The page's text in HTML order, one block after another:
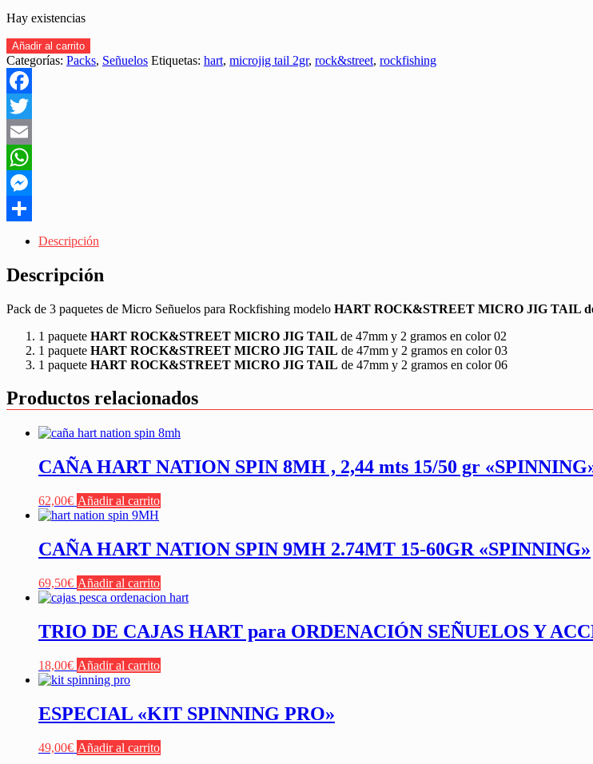
Hay existencias
PACK
de
3
BLISTER
HART
ROCK&STREET
MICRO
JIG
TAIL
47MM
2GR
"ROCKFISHING"
cantidad
Añadir al carrito
Categorías: Packs, Señuelos Etiquetas: hart, microjig tail 2gr, rock&street, rockfishing
Facebook
Twitter
Email
WhatsApp
Messenger
Descripción
Descripción
Pack de 3 paquetes de Micro Señuelos para Rockfishing modelo HART ROCK&STREET MICRO JIG TAIL
1 paquete HART ROCK&STREET MICRO JIG TAIL de 47mm y 2 gramos en color 02
1 paquete HART ROCK&STREET MICRO JIG TAIL de 47mm y 2 gramos en color 03
1 paquete HART ROCK&STREET MICRO JIG TAIL de 47mm y 2 gramos en color 06
Productos relacionados
CAÑA HART NATION SPIN 8MH , 2,44 mts 15/50 gr
62,00€ Añadir al carrito
CAÑA HART NATION SPIN 9MH 2.74MT 15-60GR «SPINNING»
69,50€ Añadir al carrito
TRIO DE CAJAS HART para ORDENACIÓN SEÑUELOS Y
18,00€ Añadir al carrito
ESPECIAL «KIT SPINNING PRO»
49,00€ Añadir al carrito